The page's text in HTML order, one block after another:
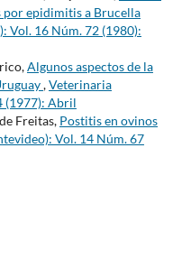
por epidimitis a Brucella
Vol. 16 Núm. 72 (1980):
Algunos aspectos de la
,Veterinaria
(1977): Abril
Freitas, Postitis en ovinos
Vol. 14 Núm. 67